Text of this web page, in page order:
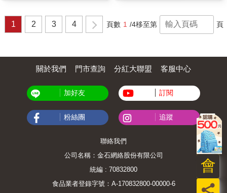
1 2 3 4 頁數 1 /4移至第 頁
員
會
關於我們 門市查詢 分紅大聯盟 客服中心
加好友 訂閱
粉絲團 追蹤
聯絡我們
公司名稱：金石網絡股份有限公司
統編 : 70832800
食品業者登錄字號：A-170832800-00000-6